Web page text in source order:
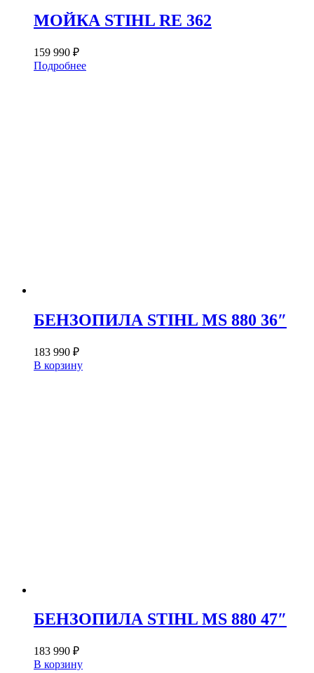
МОЙКА STIHL RE 362
159 990 ₽
Подробнее
БЕНЗОПИЛА STIHL MS 880 36″
183 990 ₽
В корзину
БЕНЗОПИЛА STIHL MS 880 47″
183 990 ₽
В корзину